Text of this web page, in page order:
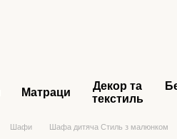
Матраци
Декор та
текстиль
Шафи Шафа дитяча Стиль з малюнком